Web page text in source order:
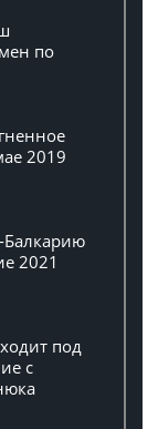
по
2019
Балкарию
2021
под
с